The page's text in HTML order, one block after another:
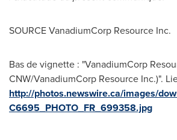
SOURCE VanadiumCorp Resource Inc.
Bas de vignette : "VanadiumCorp
CNW/VanadiumCorp Resource Inc.)".
http://photos.newswire.ca/images/
C6695_PHOTO_FR_699358.jpg